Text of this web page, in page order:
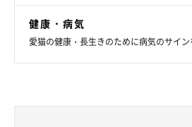
健康・病気
愛猫の健康・長生きのために病気のサイ